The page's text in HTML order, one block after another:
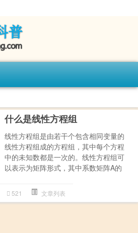
什么是线性方程组
线性方程组是由若干个包含相同变量的
线性方程组成的方程组，其中每个方程
中的未知数都是一次的。线性方程组可
以表示为矩阵形式，其中系数矩阵A的
521 文章列表